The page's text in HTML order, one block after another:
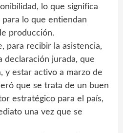
lo que significa
lo que entiendan
producción.
para recibir la asistencia,
declaración jurada, que
y estar activo a marzo de
que se trata de un buen
estratégico para el país,
una vez que se